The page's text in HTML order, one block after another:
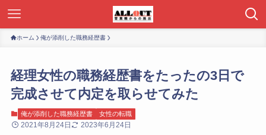
ホーム 俺が添削した職務経歴書
経理女性の職務経歴書をたったの3日で
完成させて内定を取らせてみた
俺が添削した職務経歴書 女性の転職
2021年8月24日 2023年6月24日